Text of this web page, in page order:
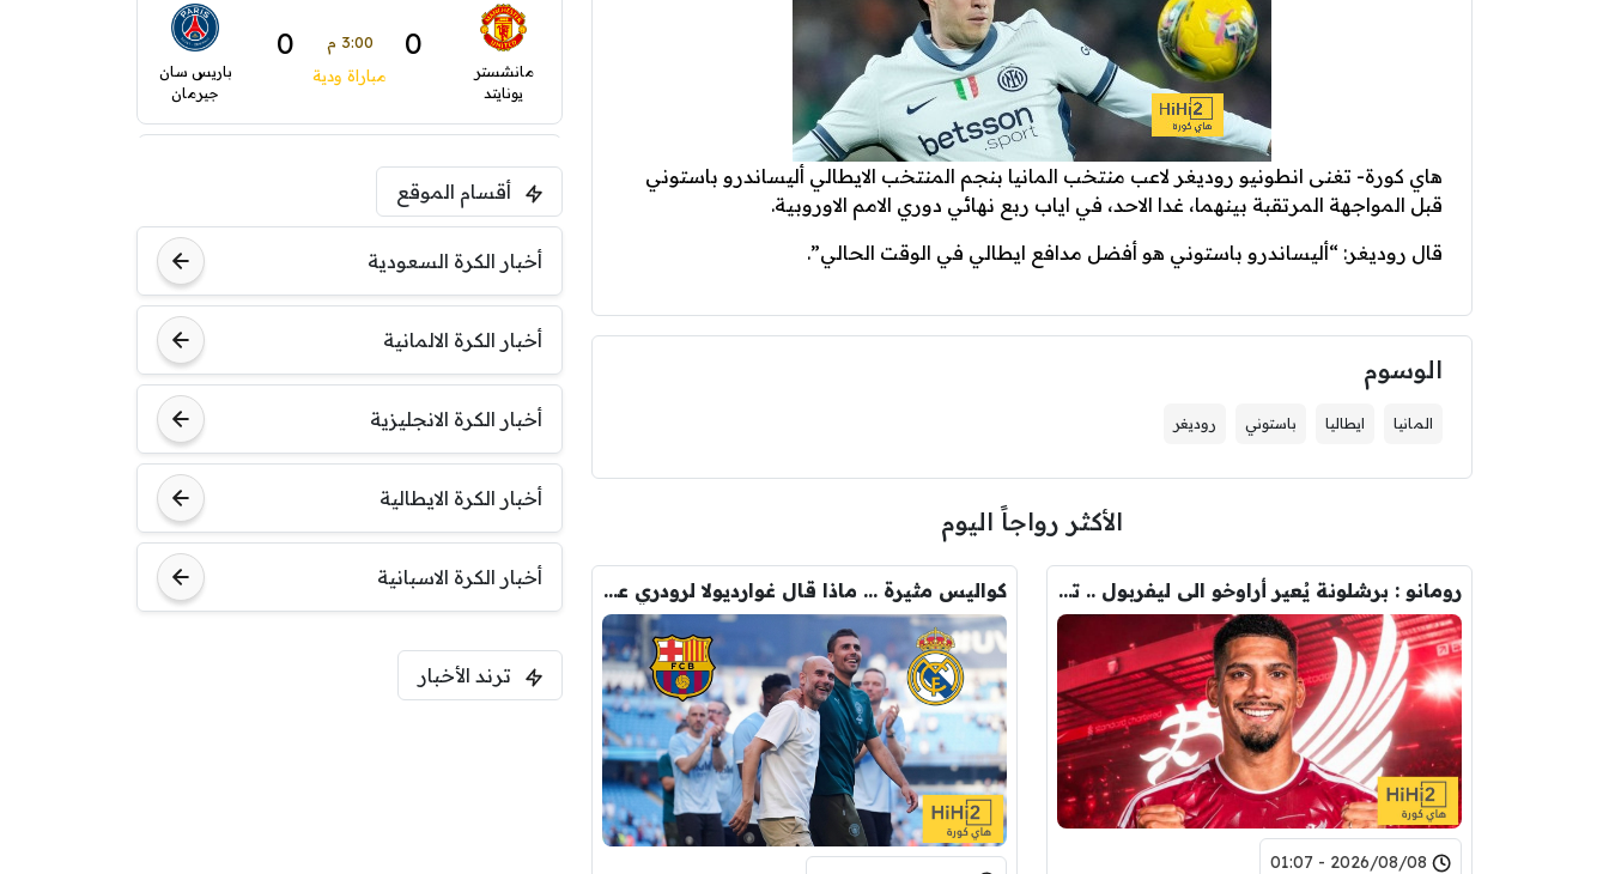
هاي كورة- تغنى انطونيو روديغر لاعب منتخب المانيا بنجم المنتخب الايطالي أليساندرو باستوني
قبل المواجهة المرتقبة بينهما، غدا الاحد، في اياب ربع نهائي دوري الامم الاوروبية.
قال روديغر: “أليساندرو باستوني هو أفضل مدافع ايطالي في الوقت الحالي”.
الوسوم
المانيا ايطاليا باستوني روديغر
الأكثر رواجاً اليوم
رومانو : برشلونة يُعير أراوخو الى ليفربول .. تفاصيل الصفقة
2026/08/08 - 01:07
كواليس مثيرة … ماذا قال غوارديولا لرودري عند استشارته عن ريال مدريد وبرشلونة
مانشستر
يونايتد
0 3:00 م 0
مباراة ودية
باريس سان
جيرمان
فرينتسفاروشي ريال مدريد
مباراة ودية
نوتنغهام
فورست
اودينيزي
8:00 م
برشلونة
أقسام الموقع
أخبار الكرة السعودية
أخبار الكرة الالمانية
أخبار الكرة الانجليزية
أخبار الكرة الايطالية
أخبار الكرة الاسبانية
ترند الأخبار